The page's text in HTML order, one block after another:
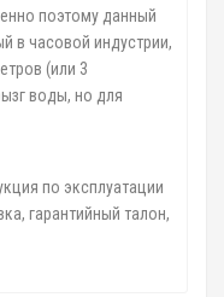
поэтому данный
в часовой индустрии,
(или 3
воды, но для
по эксплуатации
гарантийный талон,